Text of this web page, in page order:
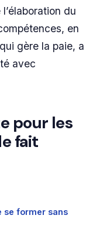
du
en
gère la paie, a
avec
pour les
fait
se former sans